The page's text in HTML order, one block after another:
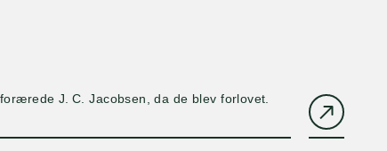
J. C. Jacobsen, da de blev forlovet.